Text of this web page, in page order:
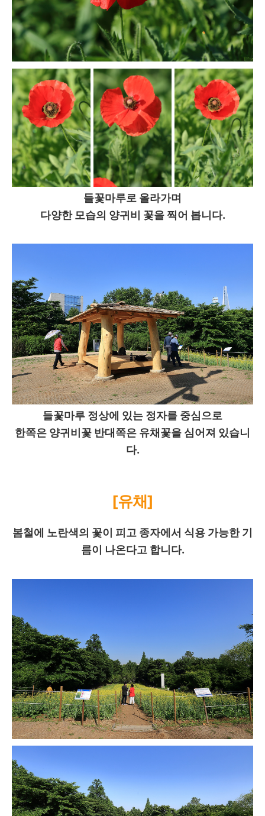
들꽃마루로 올라가며
다양한 모습의 양귀비 꽃을 찍어 봅니다.
들꽃마루 정상에 있는 정자를 중심으로
한쪽은 양귀비꽃 반대쪽은 유채꽃을 심어져 있습니
다.
[유채]
봄철에 노란색의 꽃이 피고 종자에서 식용 가능한 기
름이 나온다고 합니다.